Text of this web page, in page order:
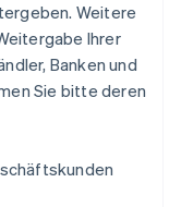
Weitere
Ihrer
Banken und
Sie bitte deren